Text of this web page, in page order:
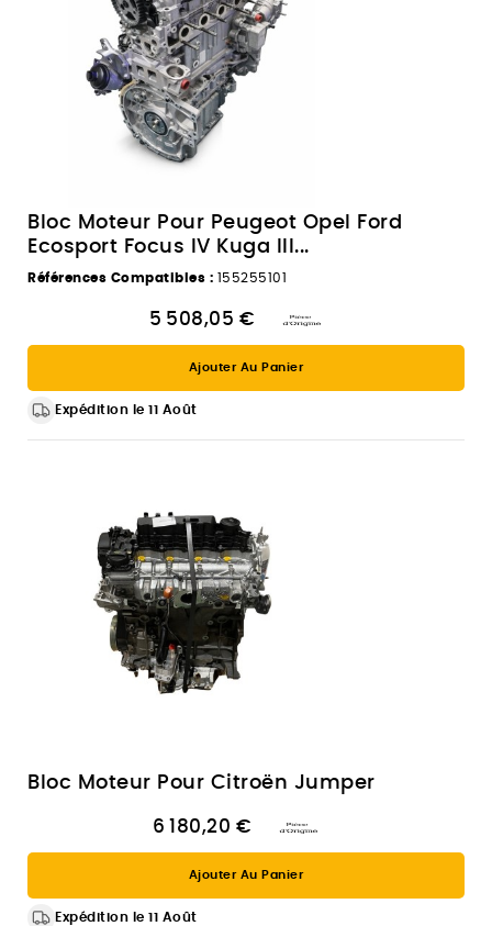
Bloc Moteur Pour Peugeot Opel Ford
Ecosport Focus IV Kuga III...
Références Compatibles : 155255101
5 508,05 €
Ajouter Au Panier
Expédition le 11 Août
Bloc Moteur Pour Citroën Jumper
6 180,20 €
Ajouter Au Panier
Expédition le 11 Août